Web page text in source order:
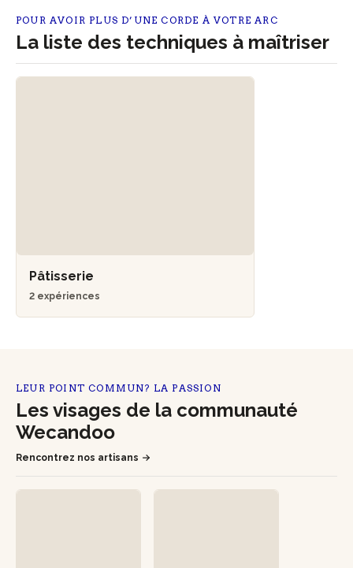
POUR AVOIR PLUS D’UNE CORDE À VOTRE ARC
La liste des techniques à maîtriser
Pâtisserie
2 expériences
LEUR POINT COMMUN? LA PASSION
Les visages de la communauté
Wecandoo
Rencontrez nos artisans